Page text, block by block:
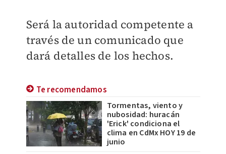
Será la autoridad competente a
través de un comunicado que
dará detalles de los hechos.
Te recomendamos
Tormentas, viento y
nubosidad: huracán
'Erick' condiciona el
clima en CdMx HOY 19 de
junio